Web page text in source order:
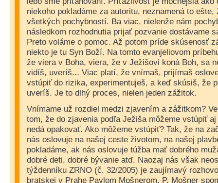
niekoho pokladáme za autoritu, neznamená to
všetkých pochybností. Ba viac, nielenže nám
následkom rozhodnutia prijať pozvanie dostávame
Preto voláme o pomoc. Až potom príde skúsenosť
niekto je tu Syn Boží. Na tomto evanjeliovom
že viera v Boha, viera, že v Ježišovi koná Boh, sa
vidíš, uveríš... Viac platí, že vnímaš, prijímaš
vstúpiť do rizika, experimentuješ, a keď skúsiš, že
uveríš. Je to dlhý proces, nielen jeden zážitok.
Vnímame už rozdiel medzi zjavením a zážitkom?
tom, že do zjavenia podľa Ježiša môžeme vstúpiť
nedá opakovať. Ako môžeme vstúpiť? Tak, že na
nás oslovuje na našej ceste životom, na našej
pokladáme, ak nás oslovuje túžba mať dobrého
dobré deti, dobré bývanie atď. Naozaj nás však
týždenníku ZRNO (č. 32/2005) je zaujímavý
bratskej v Prahe Pavlom Mošnerom. P. Mošner